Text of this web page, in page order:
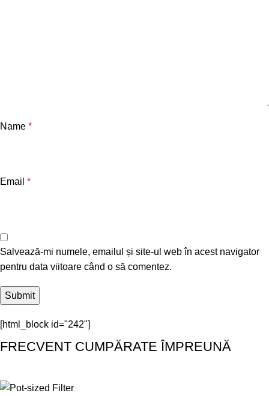
Name*
Email*
Salvează-mi numele, emailul și site-ul web în acest navigator
pentru data viitoare când o să comentez.
[html_block id="242"]
FRECVENT CUMPĂRATE ÎMPREUNĂ